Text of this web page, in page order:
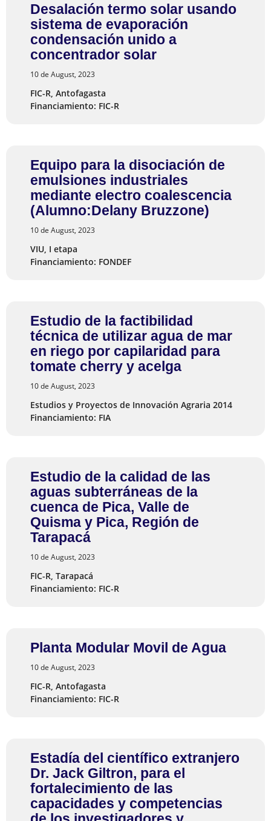
Desalación termo solar usando
sistema de evaporación
condensación unido a
concentrador solar
10 de August, 2023
FIC-R, Antofagasta
Financiamiento: FIC-R
Equipo para la disociación de
emulsiones industriales
mediante electro coalescencia
(Alumno:Delany Bruzzone)
10 de August, 2023
VIU, I etapa
Financiamiento: FONDEF
Estudio de la factibilidad
técnica de utilizar agua de mar
en riego por capilaridad para
tomate cherry y acelga
10 de August, 2023
Estudios y Proyectos de Innovación Agraria 2014
Financiamiento: FIA
Estudio de la calidad de las
aguas subterráneas de la
cuenca de Pica, Valle de
Quisma y Pica, Región de
Tarapacá
10 de August, 2023
FIC-R, Tarapacá
Financiamiento: FIC-R
Planta Modular Movil de Agua
10 de August, 2023
FIC-R, Antofagasta
Financiamiento: FIC-R
Estadía del científico extranjero
Dr. Jack Giltron, para el
fortalecimiento de las
capacidades y competencias